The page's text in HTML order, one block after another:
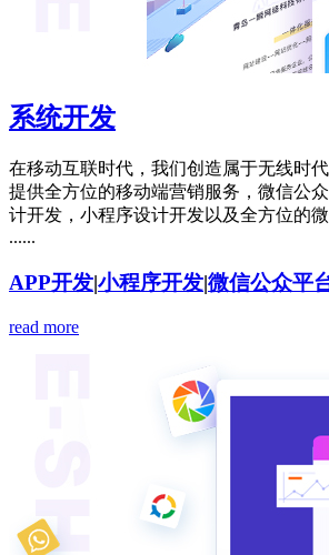
系统开发
在移动互联时代，我们创造属于无线时
提供全方位的移动端营销服务，微信公
计开发，小程序设计开发以及全方位的
......
APP开发|小程序开发|微信公众平
read more